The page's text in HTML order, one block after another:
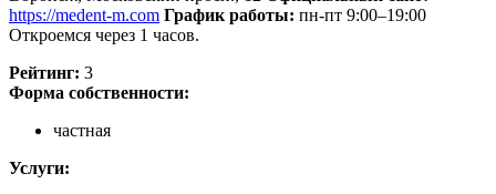
https://medent-m.com График работы: пн-пт 9:00–19:00
Откроемся через 1 часов.
Рейтинг: 3
Форма собственности:
частная
Услуги: